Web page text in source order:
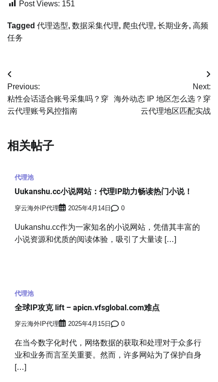
Post Views: 151
Tagged 代理选型, 数据采集代理, 爬虫代理, 长期业务, 高频
任务
文
章
导
Previous:
粘性会话适合账号采集吗？穿
云代理账号风控指南
Next:
海外动态 IP 地区怎么选？穿
云代理地区匹配实战
相关帖子
代理池
Uukanshu.cc小说网站：代理IP助力畅读热门小说！
穿云海外IP代理 2025年4月14日 0
Uukanshu.cc作为一家知名的小说网站，凭借其丰富的
小说资源和优质的阅读体验，吸引了大量读 […]
代理池
全球IP攻克 lift – apicn.vfsglobal.com难点
穿云海外IP代理 2025年4月15日 0
在当今数字化时代，网络数据的获取和处理对于众多行
业和业务而言至关重要。然而，许多网站为了保护自身
[…]